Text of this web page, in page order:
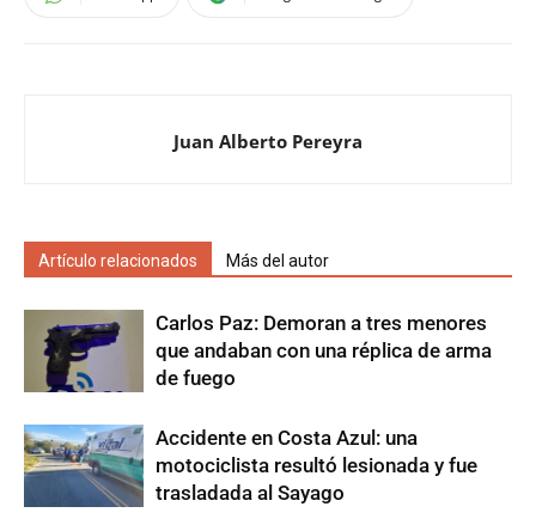
Juan Alberto Pereyra
Artículo relacionados Más del autor
Carlos Paz: Demoran a tres menores
que andaban con una réplica de arma
de fuego
Accidente en Costa Azul: una
motociclista resultó lesionada y fue
trasladada al Sayago